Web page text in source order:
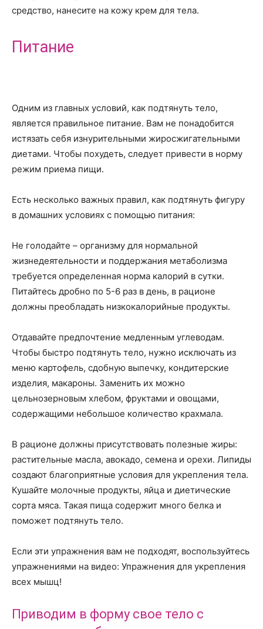
средство, нанесите на кожу крем для тела.
Питание
Одним из главных условий, как подтянуть тело,
является правильное питание. Вам не понадобится
истязать себя изнурительными жиросжигательными
диетами. Чтобы похудеть, следует привести в норму
режим приема пищи.
Есть несколько важных правил, как подтянуть фигуру
в домашних условиях с помощью питания:
Не голодайте – организму для нормальной
жизнедеятельности и поддержания метаболизма
требуется определенная норма калорий в сутки.
Питайтесь дробно по 5-6 раз в день, в рационе
должны преобладать низкокалорийные продукты.
Отдавайте предпочтение медленным углеводам.
Чтобы быстро подтянуть тело, нужно исключать из
меню картофель, сдобную выпечку, кондитерские
изделия, макароны. Заменить их можно
цельнозерновым хлебом, фруктами и овощами,
содержащими небольшое количество крахмала.
В рационе должны присутствовать полезные жиры:
растительные масла, авокадо, семена и орехи. Липиды
создают благоприятные условия для укрепления тела.
Кушайте молочные продукты, яйца и диетические
сорта мяса. Такая пища содержит много белка и
поможет подтянуть тело.
Если эти упражнения вам не подходят, воспользуйтесь
упражнениями на видео: Упражнения для укрепления
всех мышц!
Приводим в форму свое тело с